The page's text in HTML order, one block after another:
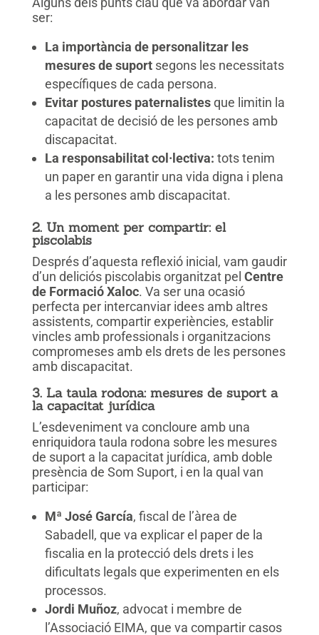
ser:
La importància de personalitzar les
mesures de suportsegons les necessitats
específiques de cada persona.
Evitar postures paternalistesque limitin la
capacitat de decisió de les persones amb
discapacitat.
La responsabilitat col·lectiva: tots tenim
un paper en garantir una vida digna i plena
a les persones amb discapacitat.
2. Un moment per compartir: el
piscolabis
Després d’aquesta reflexió inicial, vam gaudir
d’un deliciós piscolabis organitzat pel Centre
de Formació Xaloc. Va ser una ocasió
perfecta per intercanviar idees amb altres
assistents, compartir experiències, establir
vincles amb professionals i organitzacions
compromeses amb els drets de les persones
amb discapacitat.
3. La taula rodona: mesures de suport a
la capacitat jurídica
L’esdeveniment va concloure amb una
enriquidora taula rodona sobre les mesures
de suport a la capacitat jurídica, amb doble
presència de Som Suport, i en la qual van
participar:
Mª José García, fiscal de l’àrea de
Sabadell, que va explicar el paper de la
fiscalia en la protecció dels drets i les
dificultats legals que experimenten en els
processos.
Jordi Muñoz, advocat i membre de
l’Associació EIMA, que va compartir casos